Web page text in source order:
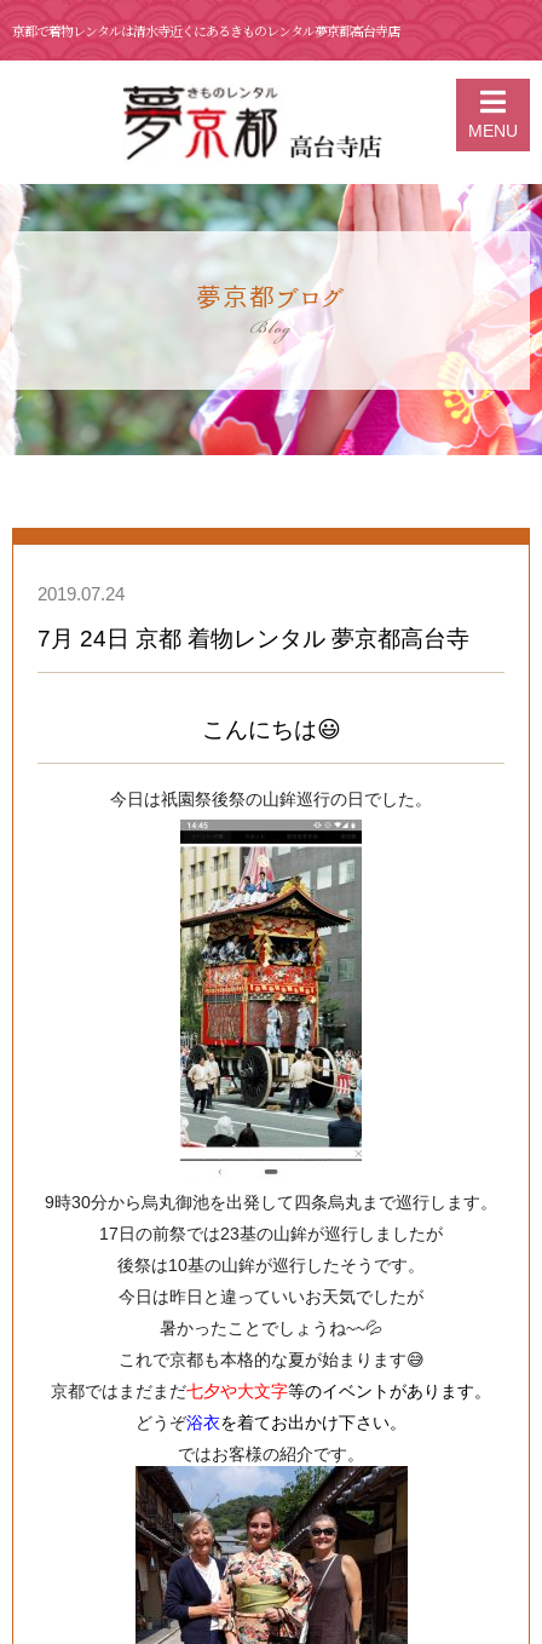
京都で着物レンタルは清水寺近くにあるきものレンタル夢京都高台寺店
MENU
京都の着物レンタル 夢京都 高台寺店
7月 24日 京都 着物レ
ンタル 夢京都高台寺
夢京都ブログ
Blog
2019.07.24
7月 24日 京都 着物レンタル 夢京都高台寺
こんにちは😃
今日は祇園祭後祭の山鉾巡行の日でした。
9時30分から烏丸御池を出発して四条烏丸まで巡行します。
17日の前祭では23基の山鉾が巡行しましたが
後祭は10基の山鉾が巡行したそうです。
今日は昨日と違っていいお天気でしたが
暑かったことでしょうね~~💦
これで京都も本格的な夏が始まります😅
京都ではまだまだ七夕や大文字等のイベントがあります。
どうぞ浴衣を着てお出かけ下さい。
ではお客様の紹介です。